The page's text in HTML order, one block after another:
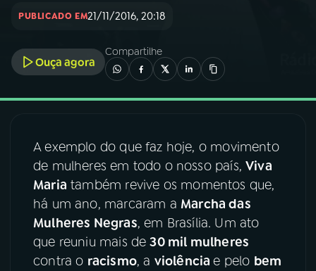
INÍCIO
A RÁDIO
03PROGRAMAÇÃO
04PROGRAMAS
05
06VIDEOCASTS
PUBLICADO EM21/11/2016, 20:18
Ouça agora
Compartilhe
A exemplo do que faz hoje, o movimento
de mulheres em todo o nosso país,Viva
Maria também revive os momentos que,
há um ano, marcaram a Marcha das
Mulheres Negras, em Brasília. Um ato
que reuniu mais de30 mil mulheres
contra o racismo, a violênciae pelo bem